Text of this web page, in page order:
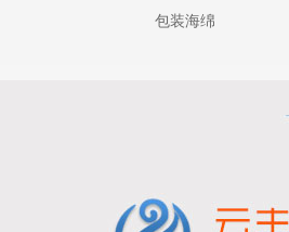
EVA一次成型